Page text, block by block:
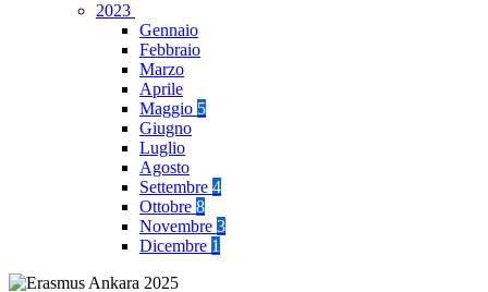
2023
Gennaio
Febbraio
Marzo
Aprile
Maggio 5
Giugno
Luglio
Agosto
Settembre 4
Ottobre 8
Novembre 3
Dicembre 1